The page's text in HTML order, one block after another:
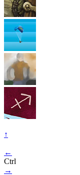
↑
←
Ctrl
→